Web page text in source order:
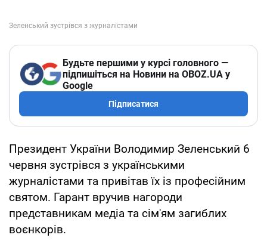
Будьте першими у курсі головного —
підпишіться на Новини на OBOZ.UA у
Google
Підписатися
Президент України Володимир Зеленський 6
червня зустрівся з українськими
журналістами та привітав їх із професійним
святом. Гарант вручив нагороди
представникам медіа та сім'ям загиблих
воєнкорів.